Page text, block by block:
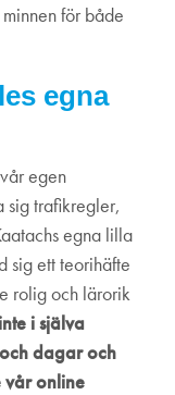
för både
egna
egen
sig trafikregler,
egna lilla
sig ett teorihäfte
rolig och lärorik
i själva
dagar och
vår online